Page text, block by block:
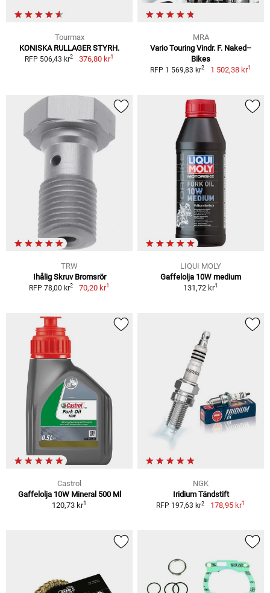
Tourmax
KONISKA RULLAGER STYRH.
RFP 506,43 kr2 376,80 kr1
MRA
Vario Touring Vindr. F. Naked–
Bikes
RFP 1 569,83 kr2 1 502,38 kr1
TRW
Ihålig Skruv Bromsrör
RFP 78,00 kr2 70,20 kr1
LIQUI MOLY
Gaffelolja 10W medium
131,72 kr1
Castrol
Gaffelolja 10W Mineral 500 Ml
120,73 kr1
NGK
Iridium Tändstift
RFP 197,63 kr2 178,95 kr1